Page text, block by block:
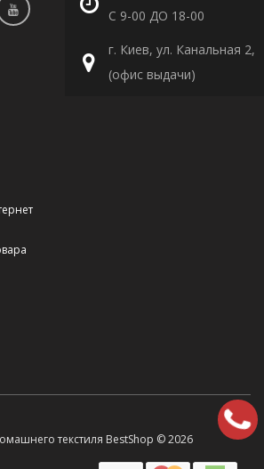
С 9-00 ДО 18-00
г. Киев, ул. Канальная 2,
(офис выдачи)
текстиля BestShop © 2026